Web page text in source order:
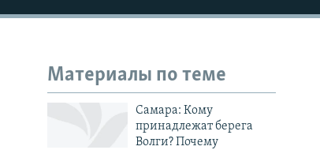
Материалы по теме
Самара: Кому
принадлежат берега
Волги? Почему